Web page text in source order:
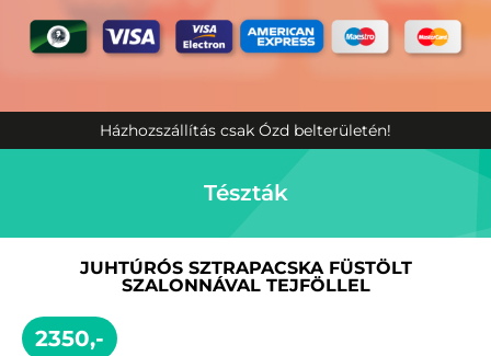
Házhozszállítás csak Ózd belterületén!
Tészták
JUHTÚRÓS SZTRAPACSKA FÜSTÖLT
SZALONNÁVAL TEJFÖLLEL
2350,-